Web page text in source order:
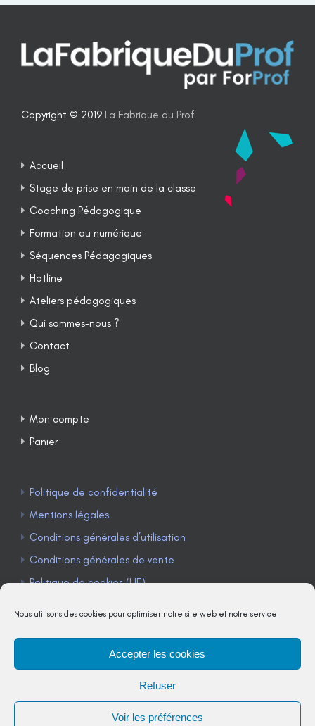
Nous utilisons des cookies pour optimiser notre site web et notre service.
Accepter les cookies
Refuser
Voir les préférences
Copyright © 2019 La Fabrique du Prof
Accueil
Stage de prise en main de la classe
Coaching Pédagogique
Formation au numérique
Séquences Pédagogiques
Hotline
Ateliers pédagogiques
Qui sommes-nous ?
Contact
Blog
Mon compte
Panier
Politique de confidentialité
Mentions légales
Conditions générales d’utilisation
Conditions générales de vente
Politique de cookies (UE)
TÉLÉPHONE : 04 90 85 22 98